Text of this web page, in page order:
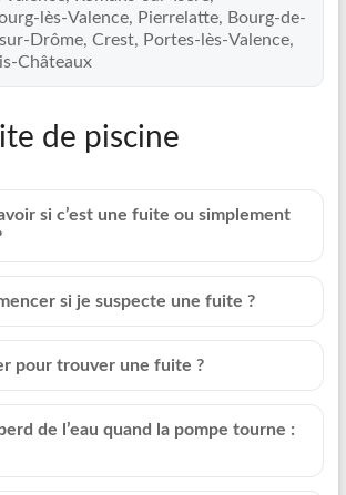
lès-Valence, Pierrelatte, Bourg-de-
Drôme, Crest, Portes-lès-Valence,
Châteaux
de piscine
si c’est une fuite ou simplement
si je suspecte une fuite ?
pour trouver une fuite ?
de l’eau quand la pompe tourne :